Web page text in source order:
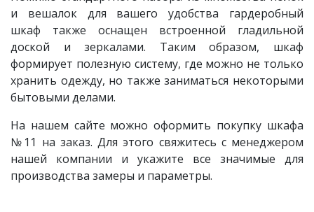
и вешалок для вашего удобства гардеробный
шкаф также оснащен встроенной гладильной
доской и зеркалами. Таким образом, шкаф
формирует полезную систему, где можно не только
хранить одежду, но также заниматься некоторыми
бытовыми делами.
На нашем сайте можно оформить покупку шкафа
№11 на заказ. Для этого свяжитесь с менеджером
нашей компании и укажите все значимые для
производства замеры и параметры.